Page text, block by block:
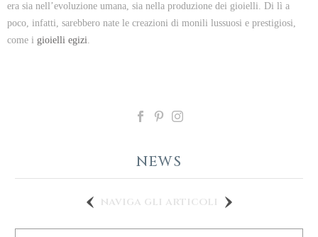
era sia nell’evoluzione umana, sia nella produzione dei gioielli. Di lì a
poco, infatti, sarebbero nate le creazioni di monili lussuosi e prestigiosi,
come i gioielli egizi.
NEWS
naviga gli articoli